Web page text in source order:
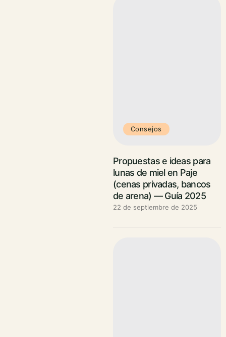
Consejos
Propuestas e ideas para
lunas de miel en Paje
(cenas privadas, bancos
de arena) — Guía 2025
22 de septiembre de 2025